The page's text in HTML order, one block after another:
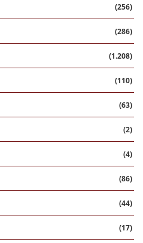
(256)
(286)
(1.208)
(110)
(63)
(2)
(4)
(86)
(44)
(17)